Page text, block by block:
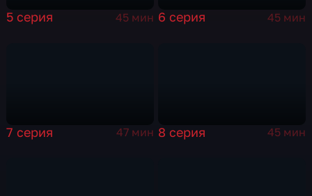
5 серия 45 мин 6 серия 45 мин
7 серия 47 мин 8 серия 45 мин